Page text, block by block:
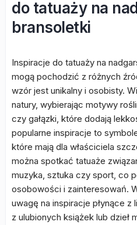
do tatuaży na
bransoletki
Inspiracje do tatuaży na
mogą pochodzić z różnych
wzór jest unikalny i osobisty.
natury, wybierając motywy
czy gałązki, które dodają
popularne inspiracje to
które mają dla właściciela
można spotkać tatuaże
muzyka, sztuka czy sport, co
osobowości i zainteresowań.
uwagę na inspiracje płynące
z ulubionych książek lub dzieł